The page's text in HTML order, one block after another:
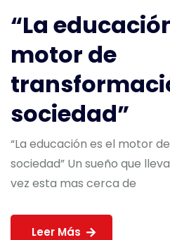
“La
motor de
sociedad”
“La educación es el motor
sociedad” Un sueño que
vez esta mas cerca de
Leer Más